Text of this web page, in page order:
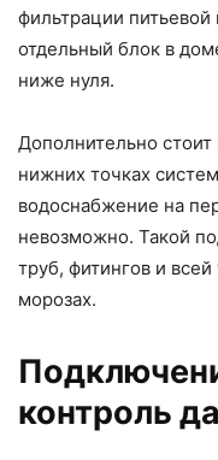
фильтрации
отдельный блок в
ниже нуля.
Дополнительно
нижних точках
водоснабжение на
невозможно. Такой
труб, фитингов и
морозах.
контроль